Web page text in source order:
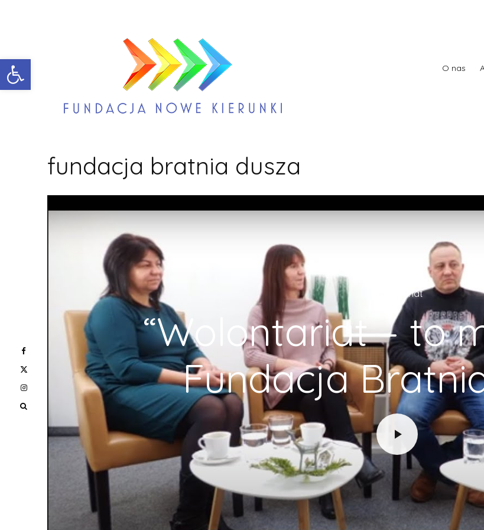
Open toolbar O nas
fundacja bratnia dusza
Wolontariat
“Wolontariat – to
Fundacja